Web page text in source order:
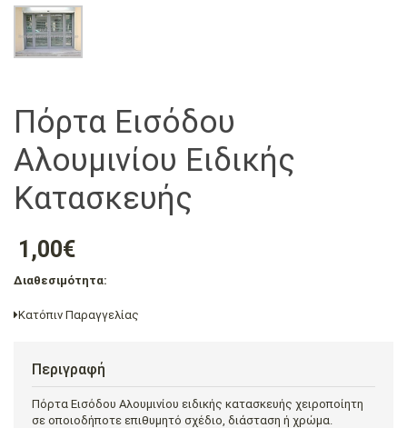
Πόρτα Εισόδου
Αλουμινίου Ειδικής
Κατασκευής
1,00€
Διαθεσιμότητα:
Κατόπιν Παραγγελίας
Περιγραφή
Πόρτα Εισόδου Αλουμινίου ειδικής κατασκευής χειροποίητη
σε οποιοδήποτε επιθυμητό σχέδιο, διάσταση ή χρώμα.